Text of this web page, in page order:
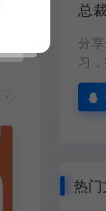
总
分
习
热门